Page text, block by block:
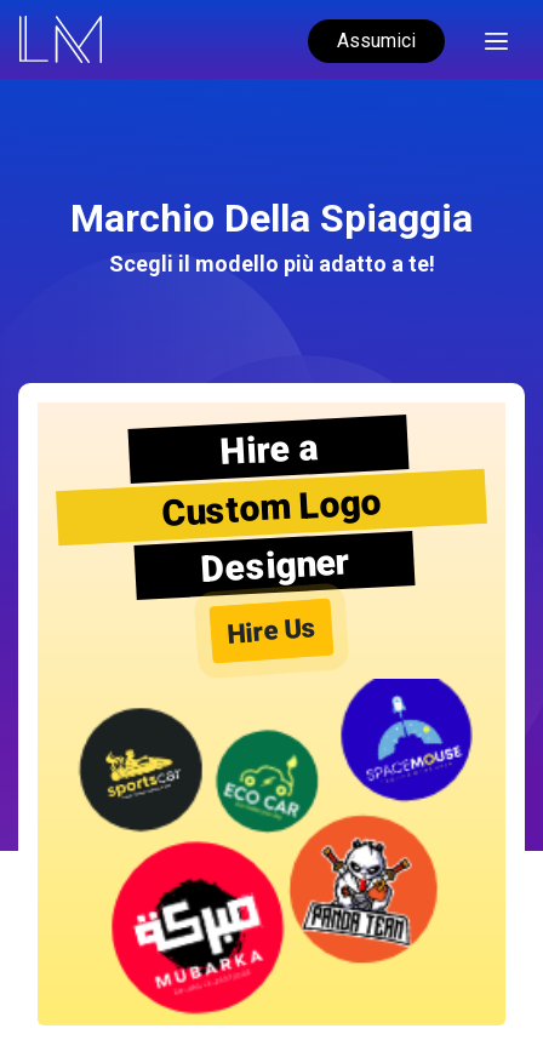
Assumici
Marchio Della Spiaggia
Scegli il modello più adatto a te!
Hire a
Custom Logo
Designer
Hire Us